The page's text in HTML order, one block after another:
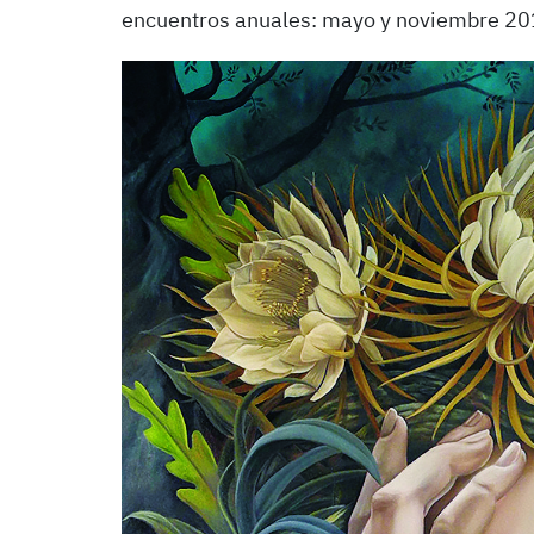
encuentros anuales: mayo y noviembre